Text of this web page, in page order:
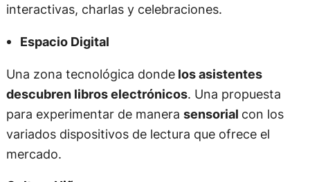
interactivas, charlas y celebraciones.
Espacio Digital
Una zona tecnológica dondelos asistentes
descubren libros electrónicos. Una propuesta
para experimentar de manera sensorial con los
variados dispositivos de lectura que ofrece el
mercado.